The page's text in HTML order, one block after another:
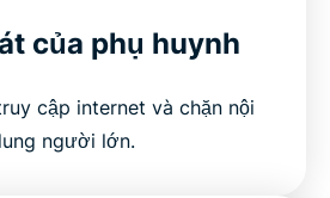
của phụ huynh
cập internet và chặn nội
người lớn.